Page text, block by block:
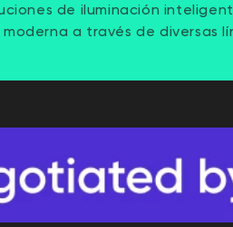
de iluminación
a través de diversas